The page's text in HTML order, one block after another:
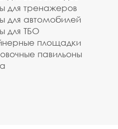
для тренажеров
для автомобилей
для ТБО
площадки
павильоны